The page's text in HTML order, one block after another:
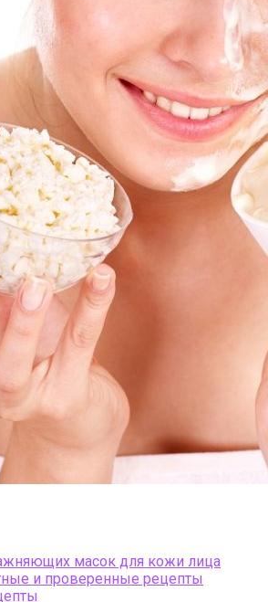
масок для кожи лица
и проверенные рецепты